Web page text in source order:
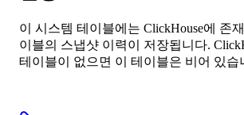
이 시스템 테이블에는 ClickHouse에 존재
이블의 스냅샷 이력이 저장됩니다.
테이블이 없으면 이 테이블은 비어 있습